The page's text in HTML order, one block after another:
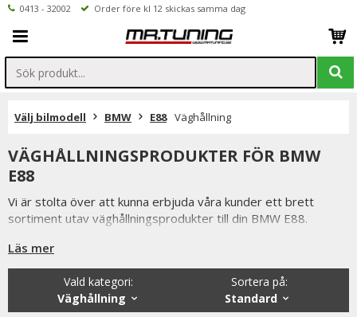
0413 - 32002 Order före kl 12 skickas samma dag
Välj bilmodell BMW E88 Väghållning
VÄGHÅLLNINGSPRODUKTER FÖR BMW
E88
Vi är stolta över att kunna erbjuda våra kunder ett brett
sortiment utav väghållningsprodukter till din BMW E88.
Så som coilovers, sportchassi, sänkningssatser
Från kända tillverkare så som XYZ, MTS-Technk, Ta-Technik
Läs mer
Sortera på:
Standard
Vald kategori:
Väghållning